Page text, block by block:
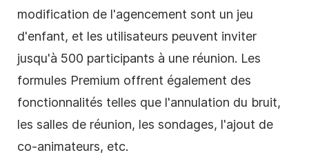
modification de l'agencement sont un jeu
d'enfant, et les utilisateurs peuvent inviter
jusqu'à 500 participants à une réunion. Les
formules Premium offrent également des
fonctionnalités telles que l'annulation du bruit,
les salles de réunion, les sondages, l'ajout de
co-animateurs, etc.